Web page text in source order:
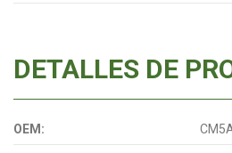
DETALLES DE
OEM: